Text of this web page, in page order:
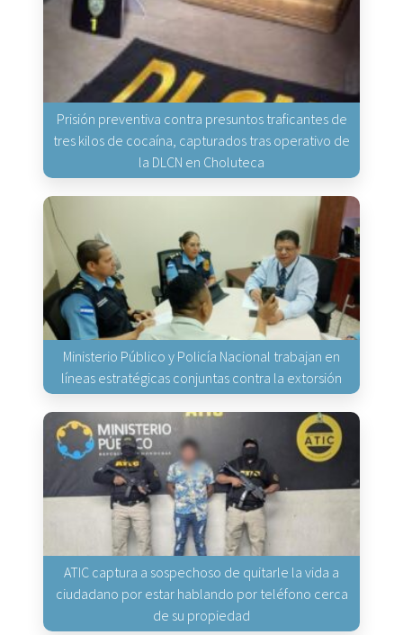
Prisión preventiva contra presuntos traficantes de
tres kilos de cocaína, capturados tras operativo de
la DLCN en Choluteca
Ministerio Público y Policía Nacional trabajan en
líneas estratégicas conjuntas contra la extorsión
ATIC captura a sospechoso de quitarle la vida a
ciudadano por estar hablando por teléfono cerca
de su propiedad